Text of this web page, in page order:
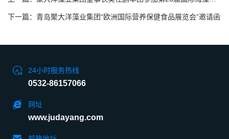
下一篇：青岛聚大洋藻业集团“欧洲国际营养保健食品展览会”邀请函
24小时服务热线
0532-86157066
网址
www.judayang.com